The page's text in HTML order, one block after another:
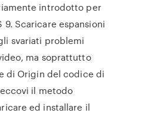
introdotto per
Scaricare espansioni
svariati problemi
ma soprattutto
di Origin del codice di
il metodo
ed installare il